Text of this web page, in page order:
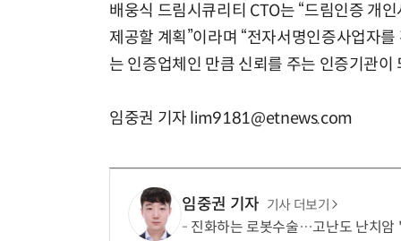
배웅식 드림시큐리티 CTO는 “드림인증 개
제공할 계획”이라며 “전자서명인증사업자
는 인증업체인 만큼 신뢰를 주는 인증기관이
임중권 기자 lim9181@etnews.com
임중권 기자 기사 더보기
진화하는 로봇수술…고난도 난치암